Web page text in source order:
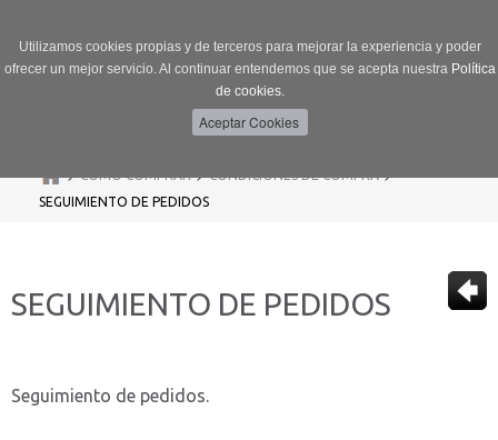
Utilizamos cookies propias y de terceros para mejorar la experiencia y poder
ofrecer un mejor servicio. Al continuar entendemos que se acepta nuestra Política
de cookies.
>CÓMO COMPRAR>CONDICIONES DE COMPRA>
SEGUIMIENTO DE PEDIDOS
SEGUIMIENTO DE PEDIDOS
Seguimiento de pedidos.